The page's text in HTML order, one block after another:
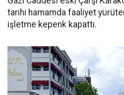
tarihi hamamda faaliyet yürüten
işletme kepenk kapattı.